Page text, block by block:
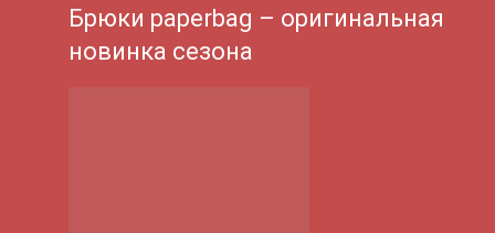
Брюки paperbag – оригинальная
новинка сезона